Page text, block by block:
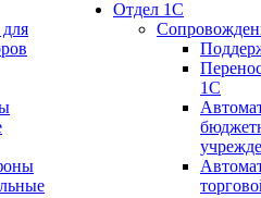
для
Отдел 1С
1С